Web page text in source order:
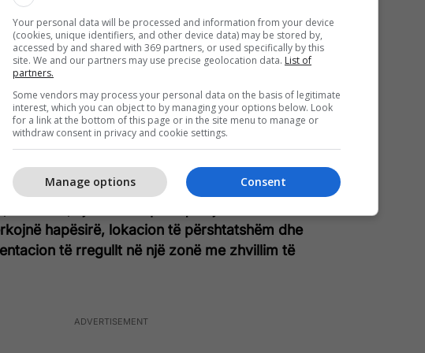
e mobiluar, duke përfshirë sallonin, kuzhinën
sistemi i ngrohjes është me energji elektrike. Po
e pajisur me kondicioner, duke ofruar rehati
banesa ka ashensor, vendparkim dhe garazh,
për jetesë praktike dhe të organizuar.
me fletë poseduese dhe dokumentacioni mund
noterit.
euro, kjo banesë paraqet një mundësi të mirë
hapësirë, lokacion të përshtatshëm dhe
të rregullt në një zonë me zhvillim të
Your personal data will be processed and information from your device
(cookies, unique identifiers, and other device data) may be stored by,
accessed by and shared with 369 partners, or used specifically by this
site. We and our partners may use precise geolocation data. List of
partners.
Some vendors may process your personal data on the basis of legitimate
interest, which you can object to by managing your options below. Look
for a link at the bottom of this page or in the site menu to manage or
withdraw consent in privacy and cookie settings.
Consent
Manage options